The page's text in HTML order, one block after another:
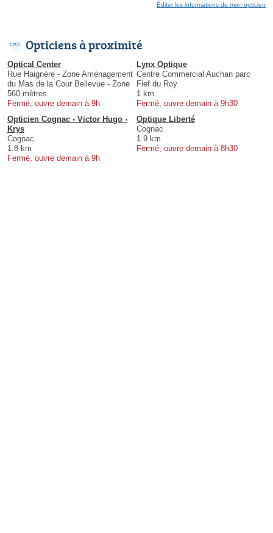
Éditer les informations de mon opticien
Opticiens à proximité
Optical Center
Rue Haignère - Zone Aménagement
du Mas de la Cour Bellevue - Zone
560 mètres
Fermé, ouvre demain à 9h
Lynx Optique
Centre Commercial Auchan parc
Fief du Roy
1 km
Fermé, ouvre demain à 9h30
Opticien Cognac - Victor Hugo -
Krys
Cognac
1.8 km
Fermé, ouvre demain à 9h
Optique Liberté
Cognac
1.9 km
Fermé, ouvre demain à 8h30